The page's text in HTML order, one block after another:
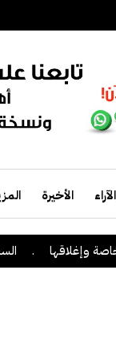
الأخيرة
وإغلاقها .